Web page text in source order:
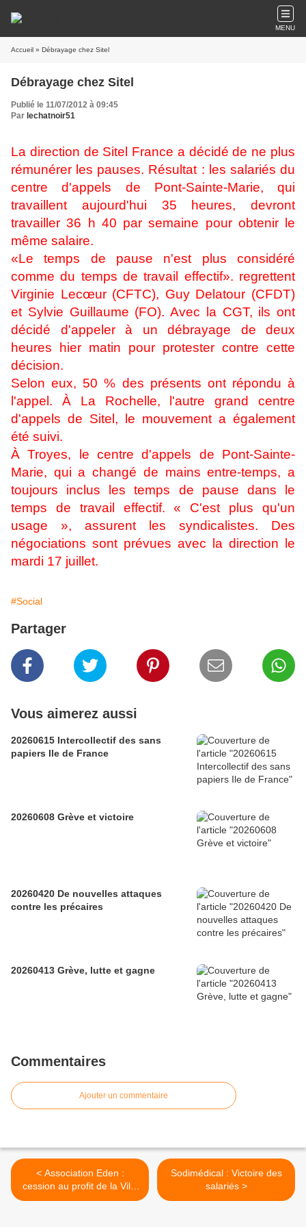
MENU
Accueil » Débrayage chez Sitel
Débrayage chez Sitel
Publié le 11/07/2012 à 09:45
Par lechatnoir51
La direction de Sitel France a décidé de ne plus
rémunérer les pauses. Résultat : les salariés du
centre d'appels de Pont-Sainte-Marie, qui
travaillent aujourd'hui 35 heures, devront
travailler 36 h 40 par semaine pour obtenir le
même salaire.
«Le temps de pause n'est plus considéré
comme du temps de travail effectif». regrettent
Virginie Lecœur (CFTC), Guy Delatour (CFDT)
et Sylvie Guillaume (FO). Avec la CGT, ils ont
décidé d'appeler à un débrayage de deux
heures hier matin pour protester contre cette
décision.
Selon eux, 50 % des présents ont répondu à
l'appel. À La Rochelle, l'autre grand centre
d'appels de Sitel, le mouvement a également
été suivi.
À Troyes, le centre d'appels de Pont-Sainte-
Marie, qui a changé de mains entre-temps, a
toujours inclus les temps de pause dans le
temps de travail effectif. « C'est plus qu'un
usage », assurent les syndicalistes. Des
négociations sont prévues avec la direction le
mardi 17 juillet.
#Social
Partager
Vous aimerez aussi
20260615 Intercollectif des sans
papiers Ile de France
20260608 Grève et victoire
20260420 De nouvelles attaques
contre les précaires
20260413 Grève, lutte et gagne
Commentaires
Ajouter un commentaire
< Association Eden :
cession au profit de la Ville
de Romilly
Sodimédical : Victoire des
salariés >